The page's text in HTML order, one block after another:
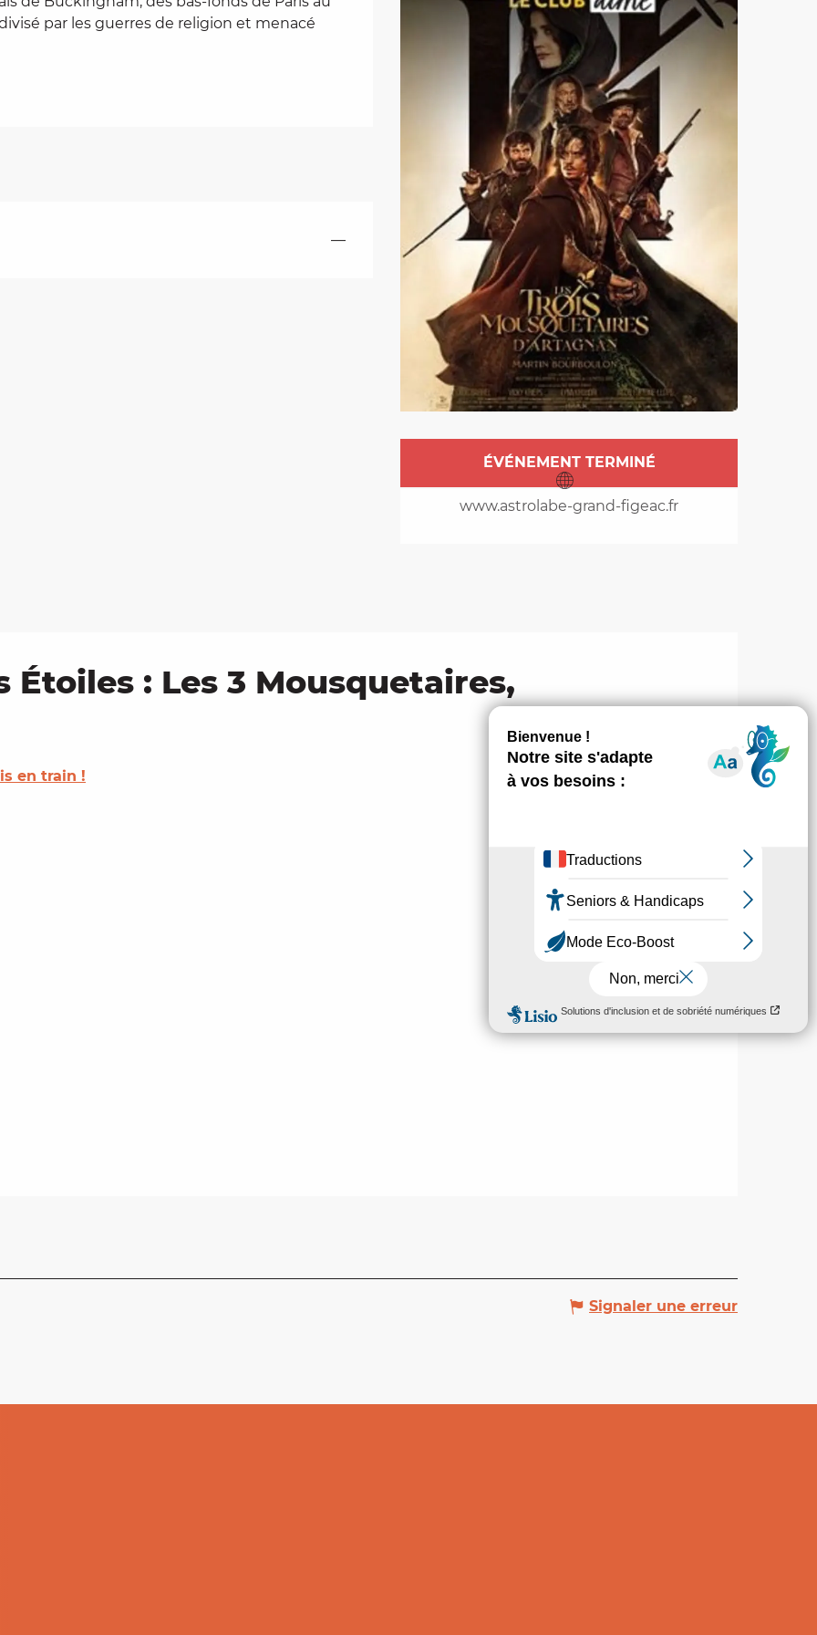
Ouverture et
ÉVÉNEMENT TERMINÉ
www.astrolabe-grand-figeac.fr
par les guerres de religion et menacé
—
Étoiles : Les 3 Mousquetaires,
en train !
Signaler une erreur